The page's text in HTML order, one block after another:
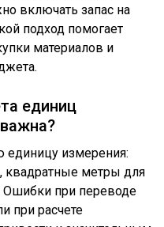
включать запас на
подход помогает
материалов и
единиц
измерения:
квадратные метры для
Ошибки при переводе
при расчете